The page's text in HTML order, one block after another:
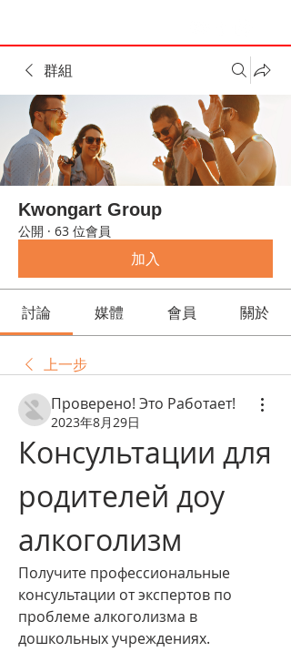
群組
Kwongart Group
公開 · 63 位會員
加入
討論 媒體 會員 關於
上一步
Проверено! Это Работает!
2023年8月29日
Консультации для
родителей доу
алкоголизм
Получите профессиональные
консультации от экспертов по
проблеме алкоголизма в
дошкольных учреждениях.